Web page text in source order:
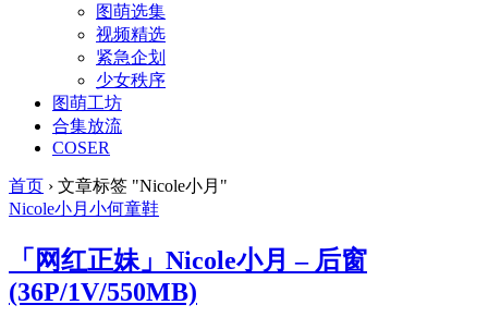
图萌选集
视频精选
紧急企划
少女秩序
图萌工坊
合集放流
COSER
首页 › 文章标签 "Nicole小月"
Nicole小月 小何童鞋
「网红正妹」Nicole小月 – 后窗
(36P/1V/550MB)